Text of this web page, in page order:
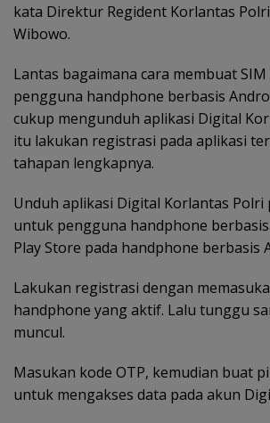
kata Direktur Regident Korlantas
Wibowo.
Lantas bagaimana cara membuat
pengguna handphone berbasis
cukup mengunduh aplikasi Digital
itu lakukan registrasi pada aplikasi
tahapan lengkapnya.
Unduh aplikasi Digital Korlantas Polri
untuk pengguna handphone berbasis
Play Store pada handphone berbasis
Lakukan registrasi dengan
handphone yang aktif. Lalu tunggu
muncul.
Masukan kode OTP, kemudian buat
untuk mengakses data pada akun